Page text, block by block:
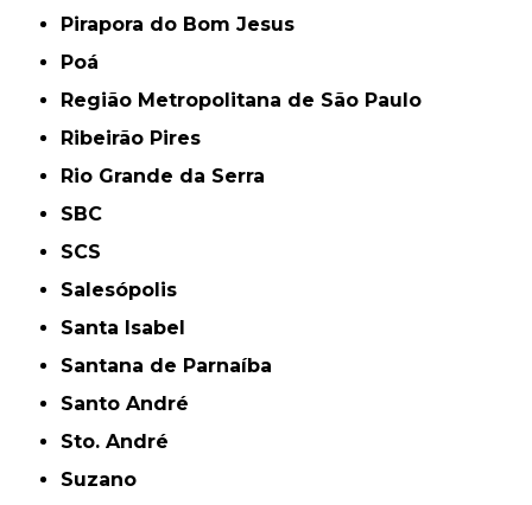
Pirapora do Bom Jesus
Poá
Região Metropolitana de São Paulo
Ribeirão Pires
Rio Grande da Serra
SBC
SCS
Salesópolis
Santa Isabel
Santana de Parnaíba
Santo André
Sto. André
Suzano